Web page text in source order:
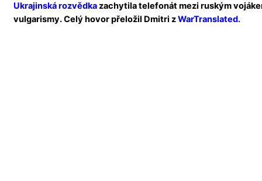
Ukrajinská rozvědka zachytila telefonát mezi ruským
vulgarismy. Celý hovor přeložil Dmitri zWarTranslated.